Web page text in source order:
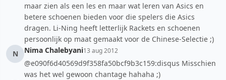
maar zien als een les en maar wat leren van Asics en
betere schoenen bieden voor die spelers die Asics
dragen. Li-Ning heeft letterlijk Rackets en schoenen
persoonlijk op maat gemaakt voor de Chinese-Selectie ;)
N
Nima Chalebyani13 aug 2012
@e090f6d40569d9f358fa50bcf9b3c159:disqus Misschien
was het wel gewoon chantage hahaha ;)